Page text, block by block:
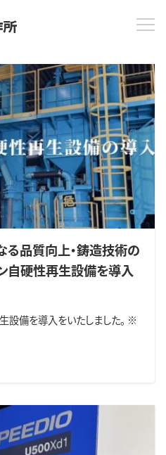
る品質向上・鋳造技術の
自硬性再生設備を導入
設備を導入をいたしました。 ※